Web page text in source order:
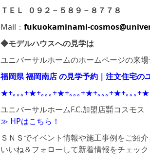
ＴＥＬ ０９２－５８９－８７７８
Mail： fukuokaminami-
◆モデルハウスへの見学は
ユニバーサルホームのホームページの来
福岡県 福岡南店 の見学予約｜注文住宅の
★+｡｡｡+★+｡｡｡+★+｡｡｡+★+｡｡｡+★+｡｡｡+★
ユニバーサルホームF.C.加盟店㍿コスモス
≫ HPはこちら！
ＳＮＳでイベント情報や施工事例をご紹
いいね＆フォローして新着情報をチェック